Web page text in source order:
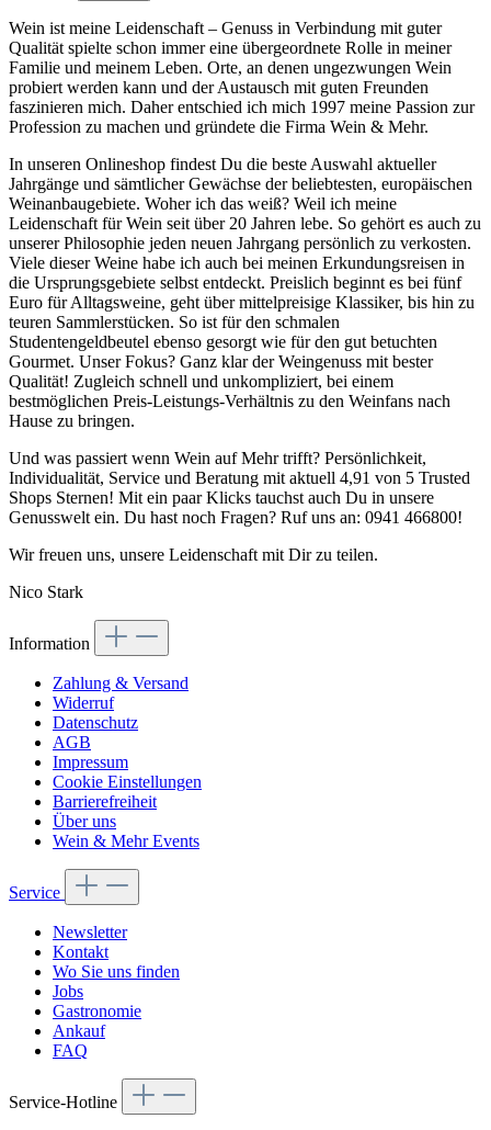
Wein ist meine Leidenschaft – Genuss in Verbindung mit guter
Qualität spielte schon immer eine übergeordnete Rolle in meiner
Familie und meinem Leben. Orte, an denen ungezwungen Wein
probiert werden kann und der Austausch mit guten Freunden
faszinieren mich. Daher entschied ich mich 1997 meine Passion zur
Profession zu machen und gründete die Firma Wein & Mehr.
In unseren Onlineshop findest Du die beste Auswahl aktueller
Jahrgänge und sämtlicher Gewächse der beliebtesten, europäischen
Weinanbaugebiete. Woher ich das weiß? Weil ich meine
Leidenschaft für Wein seit über 20 Jahren lebe. So gehört es auch zu
unserer Philosophie jeden neuen Jahrgang persönlich zu verkosten.
Viele dieser Weine habe ich auch bei meinen Erkundungsreisen in
die Ursprungsgebiete selbst entdeckt. Preislich beginnt es bei fünf
Euro für Alltagsweine, geht über mittelpreisige Klassiker, bis hin zu
teuren Sammlerstücken. So ist für den schmalen
Studentengeldbeutel ebenso gesorgt wie für den gut betuchten
Gourmet. Unser Fokus? Ganz klar der Weingenuss mit bester
Qualität! Zugleich schnell und unkompliziert, bei einem
bestmöglichen Preis-Leistungs-Verhältnis zu den Weinfans nach
Hause zu bringen.
Und was passiert wenn Wein auf Mehr trifft? Persönlichkeit,
Individualität, Service und Beratung mit aktuell 4,91 von 5 Trusted
Shops Sternen! Mit ein paar Klicks tauchst auch Du in unsere
Genusswelt ein. Du hast noch Fragen? Ruf uns an: 0941 466800!
Wir freuen uns, unsere Leidenschaft mit Dir zu teilen.
Nico Stark
Information
Zahlung & Versand
Widerruf
Datenschutz
AGB
Impressum
Cookie Einstellungen
Barrierefreiheit
Über uns
Wein & Mehr Events
Service
Newsletter
Kontakt
Wo Sie uns finden
Jobs
Gastronomie
Ankauf
FAQ
Service-Hotline